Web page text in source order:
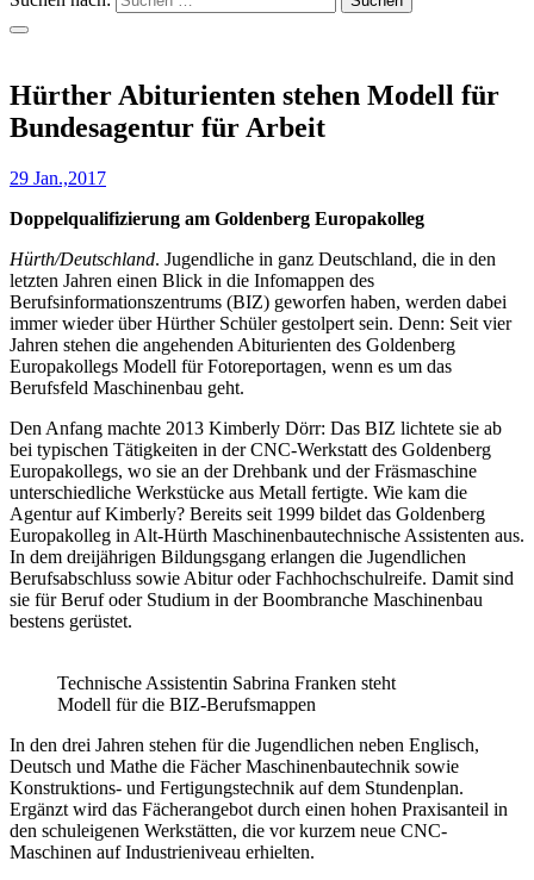
Hürther Abiturienten stehen Modell für
Bundesagentur für Arbeit
29 Jan.,2017
Doppelqualifizierung am Goldenberg Europakolleg
Hürth/Deutschland. Jugendliche in ganz Deutschland, die in den
letzten Jahren einen Blick in die Infomappen des
Berufsinformationszentrums (BIZ) geworfen haben, werden dabei
immer wieder über Hürther Schüler gestolpert sein. Denn: Seit vier
Jahren stehen die angehenden Abiturienten des Goldenberg
Europakollegs Modell für Fotoreportagen, wenn es um das
Berufsfeld Maschinenbau geht.
Den Anfang machte 2013 Kimberly Dörr: Das BIZ lichtete sie ab
bei typischen Tätigkeiten in der CNC-Werkstatt des Goldenberg
Europakollegs, wo sie an der Drehbank und der Fräsmaschine
unterschiedliche Werkstücke aus Metall fertigte. Wie kam die
Agentur auf Kimberly? Bereits seit 1999 bildet das Goldenberg
Europakolleg in Alt-Hürth Maschinenbautechnische Assistenten aus.
In dem dreijährigen Bildungsgang erlangen die Jugendlichen
Berufsabschluss sowie Abitur oder Fachhochschulreife. Damit sind
sie für Beruf oder Studium in der Boombranche Maschinenbau
bestens gerüstet.
Technische Assistentin Sabrina Franken steht
Modell für die BIZ-Berufsmappen
In den drei Jahren stehen für die Jugendlichen neben Englisch,
Deutsch und Mathe die Fächer Maschinenbautechnik sowie
Konstruktions- und Fertigungstechnik auf dem Stundenplan.
Ergänzt wird das Fächerangebot durch einen hohen Praxisanteil in
den schuleigenen Werkstätten, die vor kurzem neue CNC-
Maschinen auf Industrieniveau erhielten.